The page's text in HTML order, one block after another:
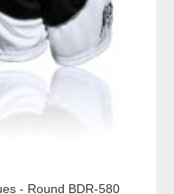
- Round BDR-580